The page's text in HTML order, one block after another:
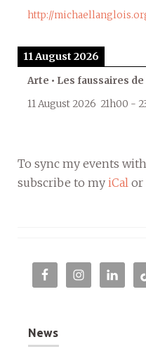
http://
11 August 2026
Arte • Les faussaires de
11 August 2026 21h00 -
To sync my events
subscribe to my iCal or
News